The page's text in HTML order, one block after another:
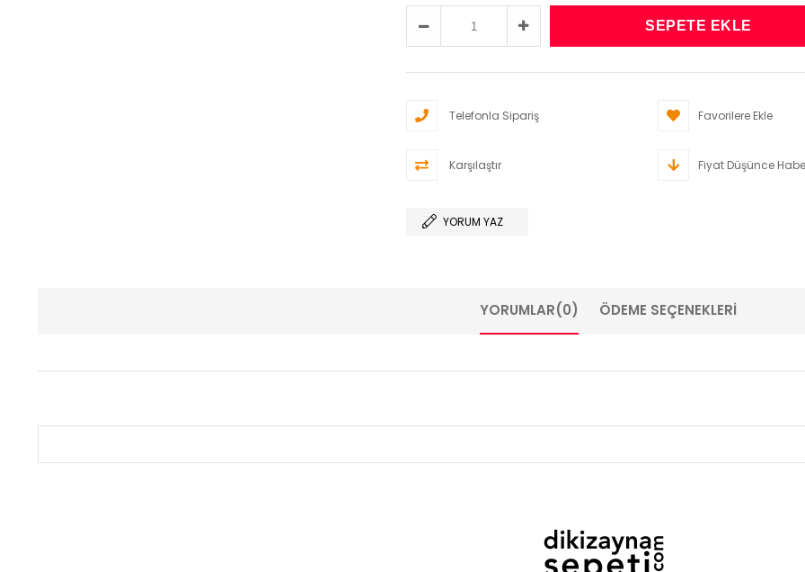
Telefonla Sipariş Favorilere Ekle
Karşılaştır Fiyat Düşünce
YORUM YAZ
YORUMLAR(0) ÖDEME SEÇENEKLERI